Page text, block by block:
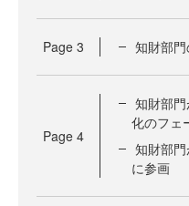
Page 3 知財部
Page 4
知財部
化のフェ
知財部
に参画